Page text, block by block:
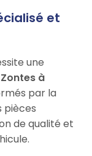
et
une
à
par la
pièces
de qualité et